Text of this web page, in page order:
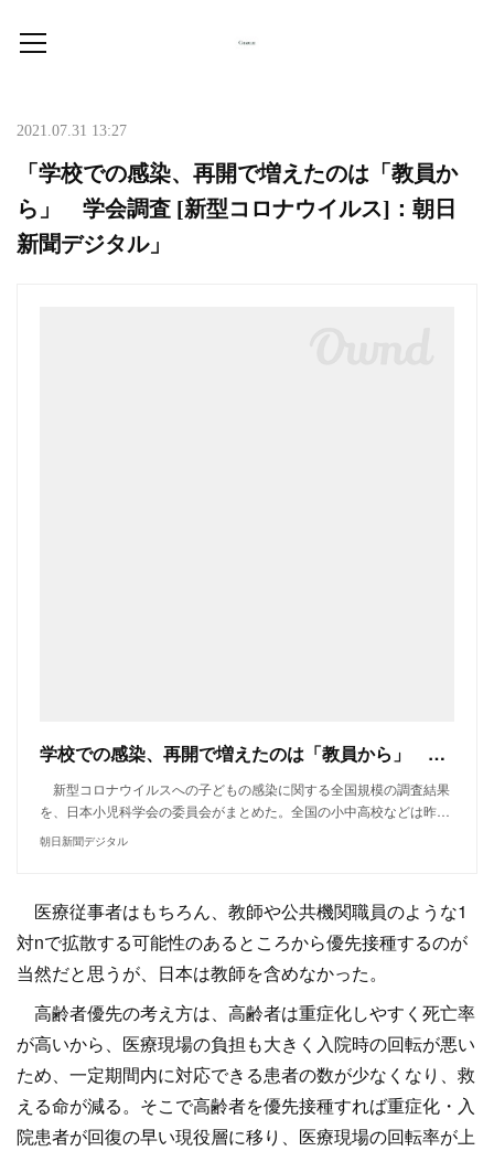
2021.07.31 13:27
「学校での感染、再開で増えたのは「教員か
ら」 学会調査 [新型コロナウイルス]：朝日
新聞デジタル」
学校での感染、再開で増えたのは「教員から」 学会調査：朝日新聞デジタル
新型コロナウイルスへの子どもの感染に関する全国規模の調査結果
を、日本小児科学会の委員会がまとめた。全国の小中高校などは昨…
朝日新聞デジタル
医療従事者はもちろん、教師や公共機関職員のような1
対nで拡散する可能性のあるところから優先接種するのが
当然だと思うが、日本は教師を含めなかった。
高齢者優先の考え方は、高齢者は重症化しやすく死亡率
が高いから、医療現場の負担も大きく入院時の回転が悪い
ため、一定期間内に対応できる患者の数が少なくなり、救
える命が減る。そこで高齢者を優先接種すれば重症化・入
院患者が回復の早い現役層に移り、医療現場の回転率が上